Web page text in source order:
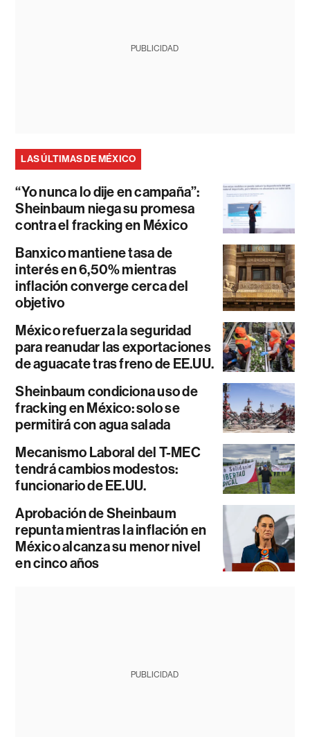
PUBLICIDAD
LAS ÚLTIMAS DE MÉXICO
“Yo nunca lo dije en campaña”:
Sheinbaum niega su promesa
contra el fracking en México
Banxico mantiene tasa de
interés en 6,50% mientras
inflación converge cerca del
objetivo
México refuerza la seguridad
para reanudar las exportaciones
de aguacate tras freno de EE.UU.
Sheinbaum condiciona uso de
fracking en México: solo se
permitirá con agua salada
Mecanismo Laboral del T-MEC
tendrá cambios modestos:
funcionario de EE.UU.
Aprobación de Sheinbaum
repunta mientras la inflación en
México alcanza su menor nivel
en cinco años
PUBLICIDAD